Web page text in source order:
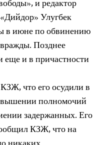
и редактор
Улугбек
в июне по обвинению
Позднее
и в причастности
что его осудили в
полномочий
задержанных. Его
КЗЖ, что на